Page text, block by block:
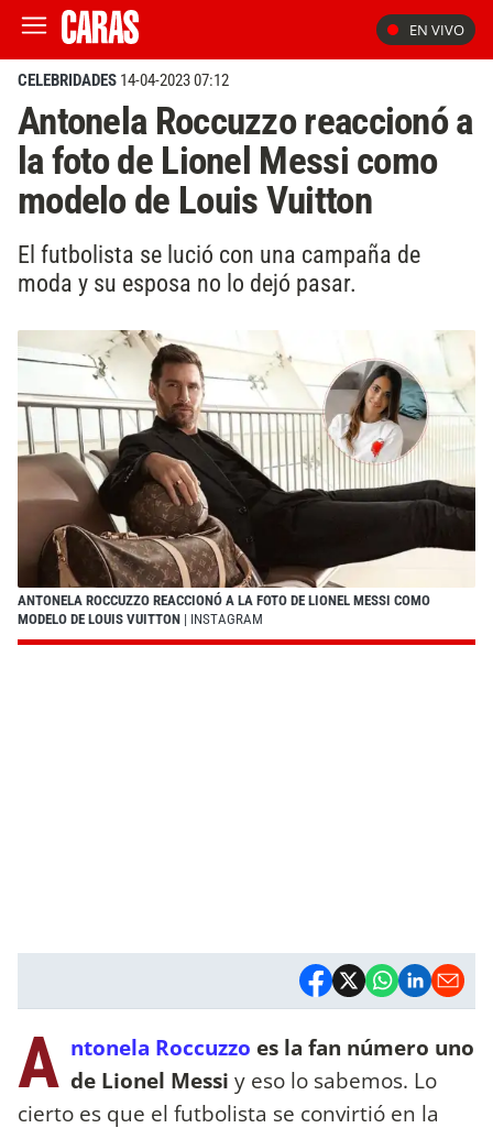
EN VIVO
CELEBRIDADES 14-04-2023 07:12
Antonela Roccuzzo reaccionó a
la foto de Lionel Messi como
modelo de Louis Vuitton
El futbolista se lució con una campaña de
moda y su esposa no lo dejó pasar.
ANTONELA ROCCUZZO REACCIONÓ A LA FOTO DE LIONEL MESSI COMO
MODELO DE LOUIS VUITTON | INSTAGRAM
A ntonela Roccuzzo es la fan número uno
de Lionel Messi y eso lo sabemos. Lo
cierto es que el futbolista se convirtió en la